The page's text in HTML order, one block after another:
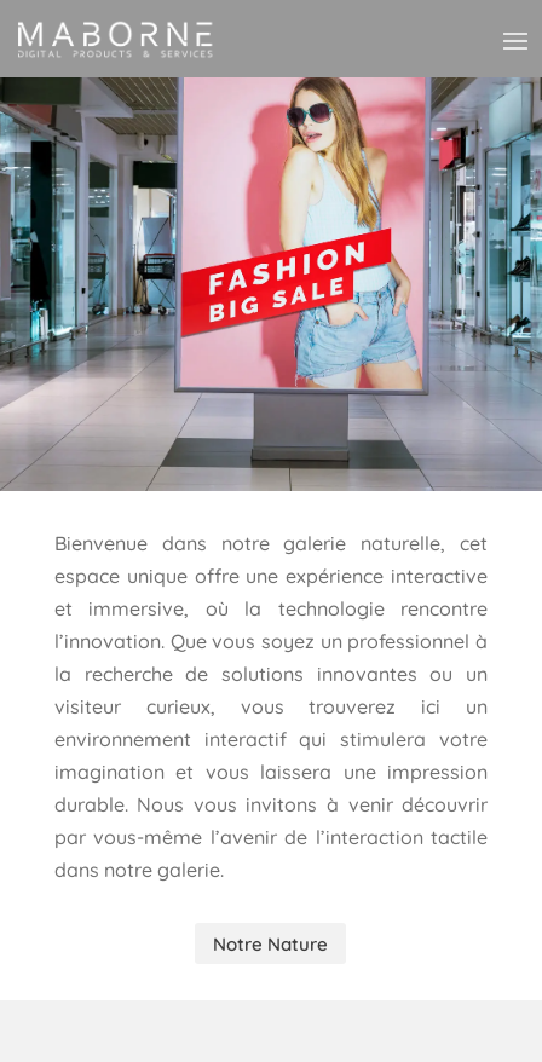
Bienvenue dans notre galerie naturelle, cet
espace unique offre une expérience interactive
et immersive, où la technologie rencontre
l’innovation. Que vous soyez un professionnel à
la recherche de solutions innovantes ou un
visiteur curieux, vous trouverez ici un
environnement interactif qui stimulera votre
imagination et vous laissera une impression
durable. Nous vous invitons à venir découvrir
par vous-même l’avenir de l’interaction tactile
dans notre galerie.
Notre Nature